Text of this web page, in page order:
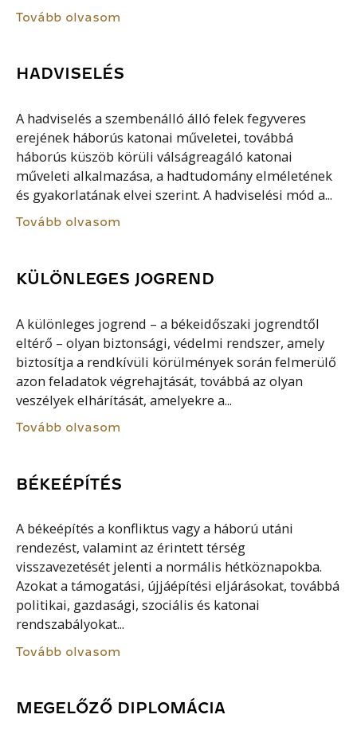
Tovább olvasom
HADVISELÉS
A hadviselés a szembenálló álló felek fegyveres
erejének háborús katonai műveletei, továbbá
háborús küszöb körüli válságreagáló katonai
műveleti alkalmazása, a hadtudomány elméletének
és gyakorlatának elvei szerint. A hadviselési mód a...
Tovább olvasom
KÜLÖNLEGES JOGREND
A különleges jogrend – a békeidőszaki jogrendtől
eltérő – olyan biztonsági, védelmi rendszer, amely
biztosítja a rendkívüli körülmények során felmerülő
azon feladatok végrehajtását, továbbá az olyan
veszélyek elhárítását, amelyekre a...
Tovább olvasom
BÉKEÉPÍTÉS
A békeépítés a konfliktus vagy a háború utáni
rendezést, valamint az érintett térség
visszavezetését jelenti a normális hétköznapokba.
Azokat a támogatási, újjáépítési eljárásokat, továbbá
politikai, gazdasági, szociális és katonai
rendszabályokat...
Tovább olvasom
MEGELŐZŐ DIPLOMÁCIA